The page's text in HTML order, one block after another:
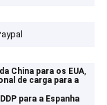
China para os EUA,
de carga para a
para a Espanha